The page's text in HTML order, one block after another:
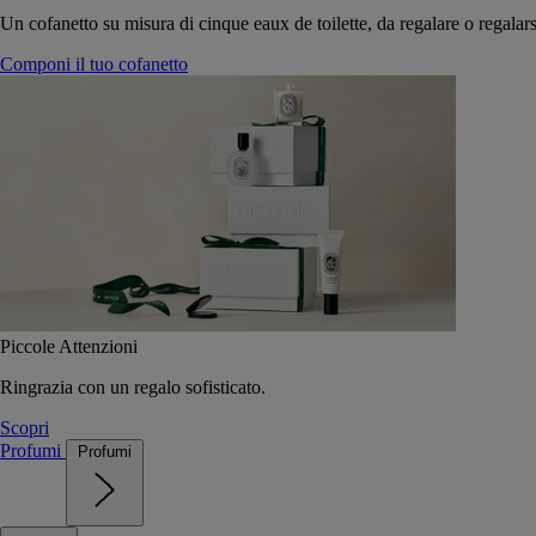
Un cofanetto su misura di cinque eaux de toilette, da regalare o
Componi il tuo cofanetto
Piccole Attenzioni
Ringrazia con un regalo sofisticato.
Scopri
Profumi
Profumi